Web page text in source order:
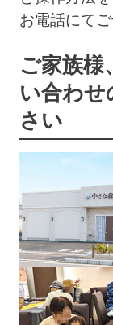
お電話にて
ご家族様
い合わせ
さい